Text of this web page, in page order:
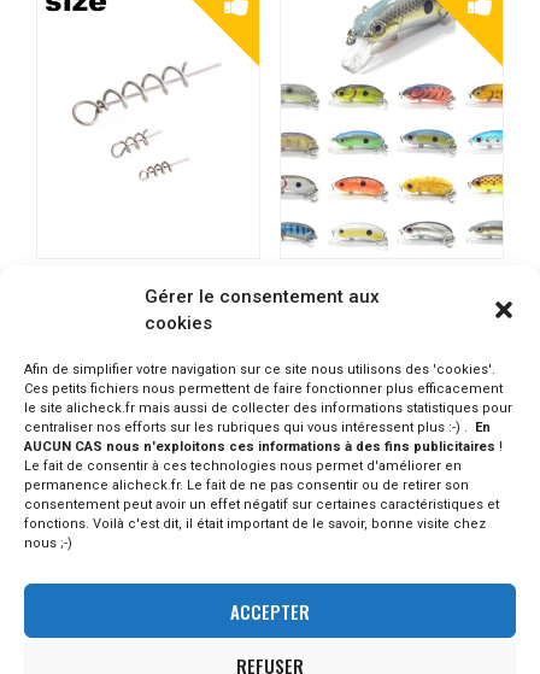
Gérer le consentement aux
cookies
Afin de simplifier votre navigation sur ce site nous utilisons des 'cookies'.
Ces petits fichiers nous permettent de faire fonctionner plus efficacement
le site alicheck.fr mais aussi de collecter des informations statistiques pour
centraliser nos efforts sur les rubriques qui vous intéressent plus :-) . En
AUCUN CAS nous n'exploitons ces informations à des fins publicitaires !
Le fait de consentir à ces technologies nous permet d'améliorer en
permanence alicheck.fr. Le fait de ne pas consentir ou de retirer son
consentement peut avoir un effet négatif sur certaines caractéristiques et
fonctions. Voilà c'est dit, il était important de le savoir, bonne visite chez
nous ;-)
ACCEPTER
REFUSER
WEIHAI FISHING Attache
CONSULTER SUR ALIEXPRESS
WLURE
CONSULTER SUR ALIEXPRESS
© - 2023 Alicheck / tous droits réservés -